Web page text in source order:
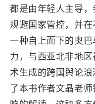
都是由年轻人主导
规避国家管控，并
一种自上而下的奥
力，与西亚北非地
术生成的跨国舆论
了本书作者文晶老